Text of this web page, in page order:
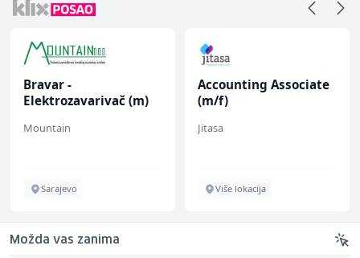
Bravar -
Elektrozavarivač (m)
Mountain
Sarajevo
Accounting Associate
(m/f)
Jitasa
Više lokacija
Možda vas zanima